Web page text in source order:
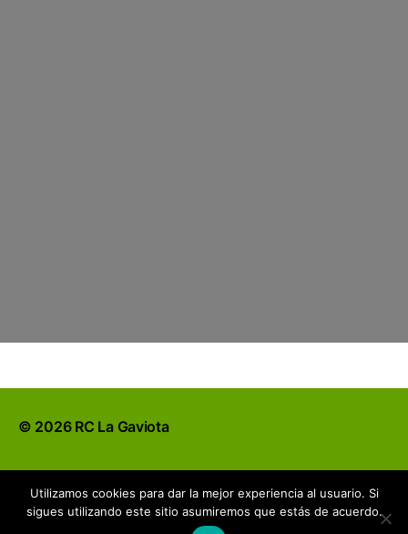
© 2026 RC La Gaviota
Utilizamos cookies para dar la mejor experiencia al usuario. Si
sigues utilizando este sitio asumiremos que estás de acuerdo.